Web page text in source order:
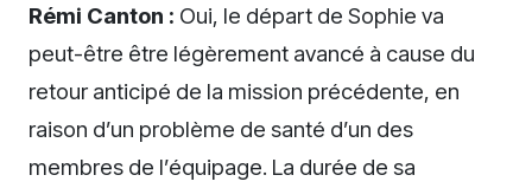
Rémi Canton : Oui, le départ de Sophie va
peut-être être légèrement avancé à cause du
retour anticipé de la mission précédente, en
raison d’un problème de santé d’un des
membres de l’équipage. La durée de sa